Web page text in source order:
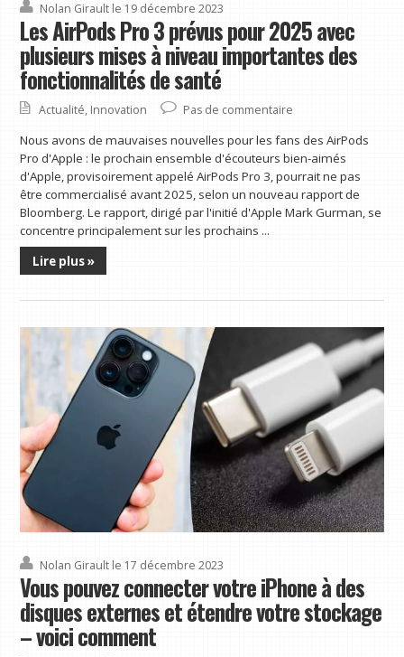
Nolan Girault le 19 décembre 2023
Les AirPods Pro 3 prévus pour 2025 avec
plusieurs mises à niveau importantes des
fonctionnalités de santé
Actualité, Innovation Pas de commentaire
Nous avons de mauvaises nouvelles pour les fans des AirPods
Pro d'Apple : le prochain ensemble d'écouteurs bien-aimés
d'Apple, provisoirement appelé AirPods Pro 3, pourrait ne pas
être commercialisé avant 2025, selon un nouveau rapport de
Bloomberg. Le rapport, dirigé par l'initié d'Apple Mark Gurman, se
concentre principalement sur les prochains ...
Lire plus »
Nolan Girault le 17 décembre 2023
Vous pouvez connecter votre iPhone à des
disques externes et étendre votre stockage
– voici comment